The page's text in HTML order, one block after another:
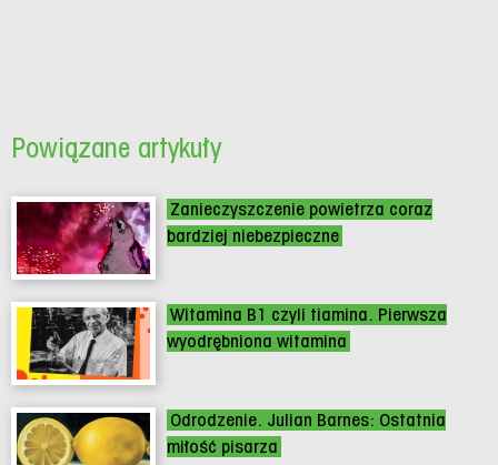
Powiązane artykuły
Zanieczyszczenie powietrza coraz
bardziej niebezpieczne
Witamina B1 czyli tiamina. Pierwsza
wyodrębniona witamina
Odrodzenie. Julian Barnes: Ostatnia
miłość pisarza